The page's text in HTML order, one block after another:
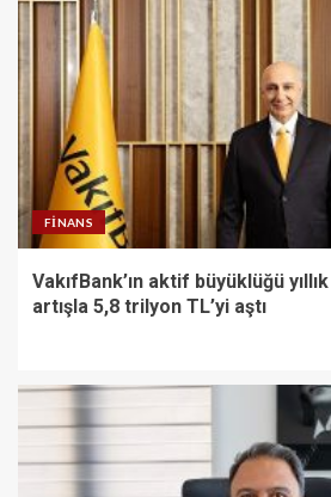
FINANS
VakıfBank’ın aktif büyüklüğü
artışla 5,8 trilyon TL’yi aştı